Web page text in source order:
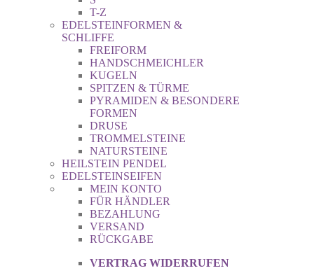
T-Z
EDELSTEINFORMEN &
SCHLIFFE
FREIFORM
HANDSCHMEICHLER
KUGELN
SPITZEN & TÜRME
PYRAMIDEN & BESONDERE
FORMEN
DRUSE
TROMMELSTEINE
NATURSTEINE
HEILSTEIN PENDEL
EDELSTEINSEIFEN
MEIN KONTO
FÜR HÄNDLER
BEZAHLUNG
VERSAND
RÜCKGABE
VERTRAG WIDERRUFEN